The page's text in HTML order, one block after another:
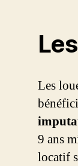
Les
9 ans
locatif